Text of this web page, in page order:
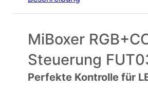
MiBoxer
Steuerung
Perfekte Kontrolle für